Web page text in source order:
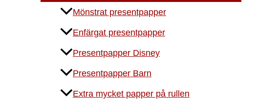
Mönstrat presentpapper
Enfärgat presentpapper
Presentpapper Disney
Presentpapper Barn
Extra mycket papper på rullen